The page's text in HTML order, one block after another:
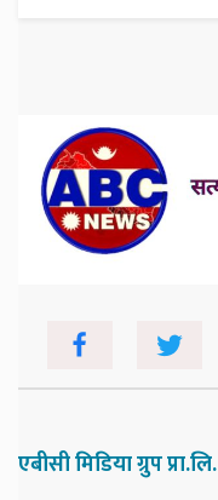
एबीसी मिडिया ग्रुप प्रा.लि.